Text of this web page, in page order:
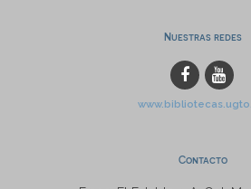
Nuestras redes
Contacto